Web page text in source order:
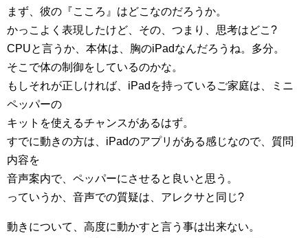
まず、彼の『こころ』はどこなのだろうか。
かっこよく表現したけど、その、つまり、思考はどこ?
CPUと言うか、本体は、胸のiPadなんだろうね。多分。
そこで体の制御をしているのかな。
もしそれが正しければ、iPadを持っているご家庭は、ミニ
ペッパーの
キットを使えるチャンスがあるはず。
すでに動きの方は、iPadのアプリがある感じなので、質問
内容を
音声案内で、ペッパーにさせると良いと思う。
っていうか、音声での質疑は、アレクサと同じ?
動きについて、高度に動かすと言う事は出来ない。